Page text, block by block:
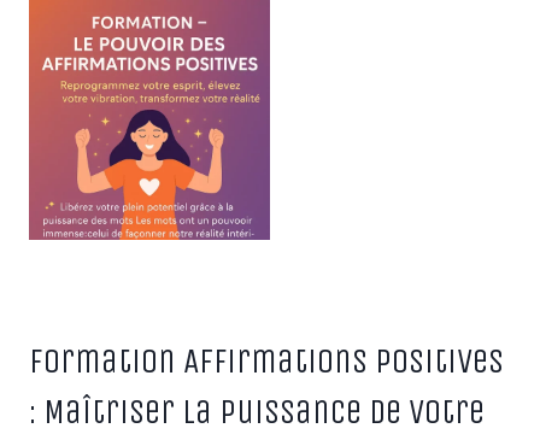
Formation Affirmations Positives
: Maîtriser la Puissance de votre